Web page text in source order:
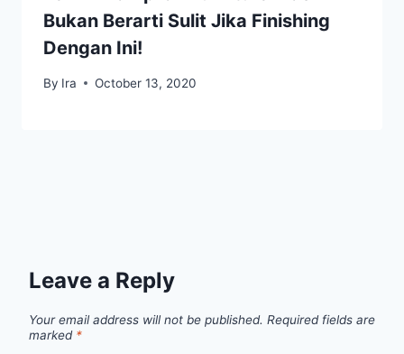
Bukan Berarti Sulit Jika Finishing
Dengan Ini!
By Ira October 13, 2020
Leave a Reply
Your email address will not be published. Required fields are
marked *